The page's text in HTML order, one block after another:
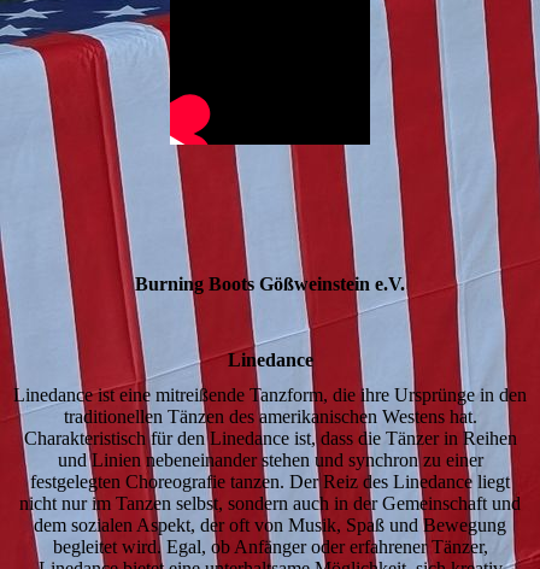
Burning Boots Gößweinstein e.V.
Linedance
Linedance ist eine mitreißende Tanzform, die ihre Ursprünge in den
traditionellen Tänzen des amerikanischen Westens hat.
Charakteristisch für den Linedance ist, dass die Tänzer in Reihen
und Linien nebeneinander stehen und synchron zu einer
festgelegten Choreografie tanzen. Der Reiz des Linedance liegt
nicht nur im Tanzen selbst, sondern auch in der Gemeinschaft und
dem sozialen Aspekt, der oft von Musik, Spaß und Bewegung
begleitet wird. Egal, ob Anfänger oder erfahrener Tänzer,